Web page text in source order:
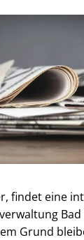
findet eine
Grund